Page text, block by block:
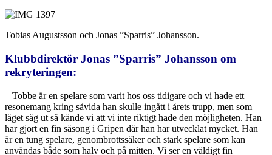
Tobias Augustsson och Jonas ”Sparris” Johansson.
Klubbdirektör Jonas ”Sparris” Johansson om
rekryteringen:
– Tobbe är en spelare som varit hos oss tidigare och vi hade ett
resonemang kring såvida han skulle ingått i årets trupp, men som
läget såg ut så kände vi att vi inte riktigt hade den möjligheten. Han
har gjort en fin säsong i Gripen där han har utvecklat mycket. Han
är en tung spelare, genombrottssäker och stark spelare som kan
användas både som halv och på mitten. Vi ser en väldigt fin